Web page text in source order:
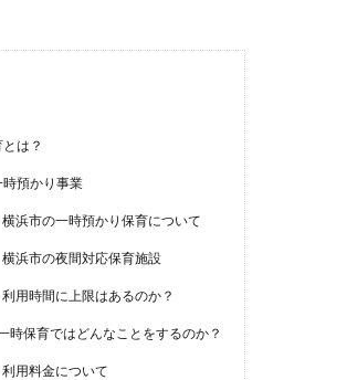
は？
預かり事業
横浜市の一時預かり保育について
横浜市の夜間対応保育施設
利用時間に上限はあるのか？
時保育ではどんなことをするのか？
利用料金について